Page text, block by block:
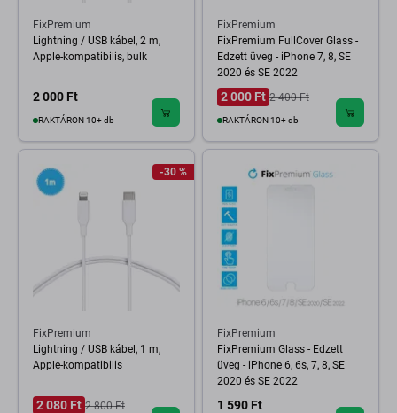
FixPremium
Lightning / USB kábel, 2 m,
Apple-kompatibilis, bulk
2 000 Ft
RAKTÁRON 10+ db
FixPremium
FixPremium FullCover Glass -
Edzett üveg - iPhone 7, 8, SE
2020 és SE 2022
2 000 Ft 2 400 Ft
RAKTÁRON 10+ db
-30 %
FixPremium
Lightning / USB kábel, 1 m,
Apple-kompatibilis
2 080 Ft 2 800 Ft
FixPremium
FixPremium Glass - Edzett
üveg - iPhone 6, 6s, 7, 8, SE
2020 és SE 2022
1 590 Ft